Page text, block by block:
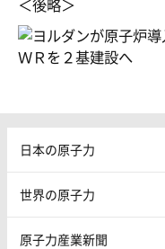
＜後略＞
日本の原子力
世界の原子力
原子力産業新聞